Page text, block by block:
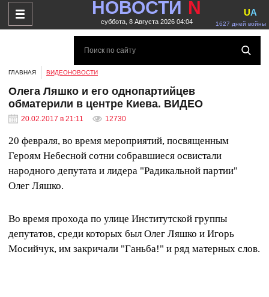
НОВОСТИ N
суббота, 8 Августа 2026 04:04 1627 дней войны
UA
ГЛАВНАЯ ВИДЕОНОВОСТИ
Олега Ляшко и его однопартийцев
обматерили в центре Киева. ВИДЕО
20.02.2017 в 21:11 12730
20 февраля, во время мероприятий, посвященным
Героям Небесной сотни собравшиеся освистали
народного депутата и лидера "Радикальной партии"
Олег Ляшко.
Во время прохода по улице Институтской группы
депутатов, среди которых был Олег Ляшко и Игорь
Мосийчук, им закричали "Ганьба!" и ряд матерных слов.